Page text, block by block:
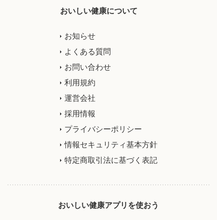
おいしい健康について
お知らせ
よくある質問
お問い合わせ
利用規約
運営会社
採用情報
プライバシーポリシー
情報セキュリティ基本方針
特定商取引法に基づく表記
おいしい健康アプリを使おう